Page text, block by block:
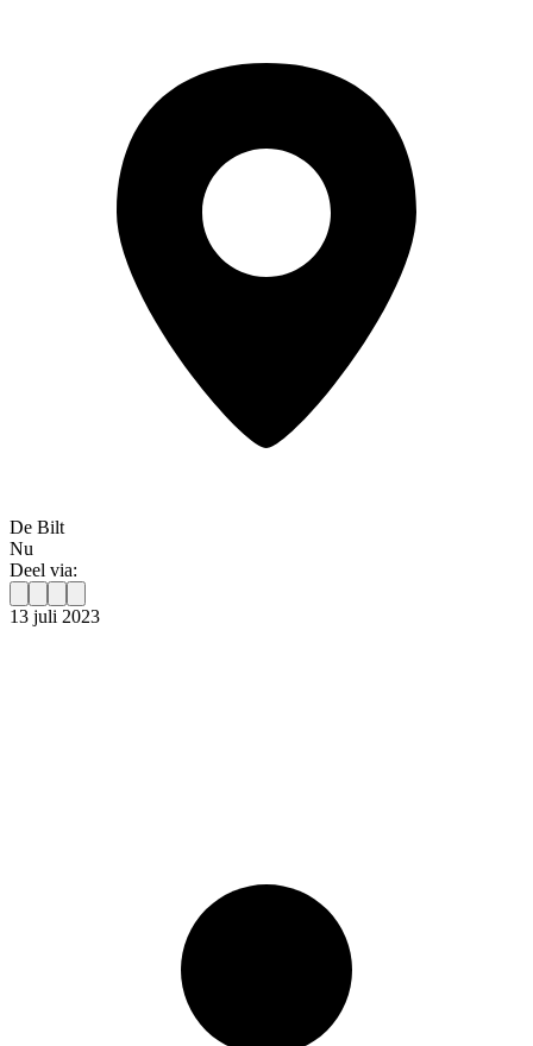
De Bilt
Nu
Deel via:
13 juli 2023